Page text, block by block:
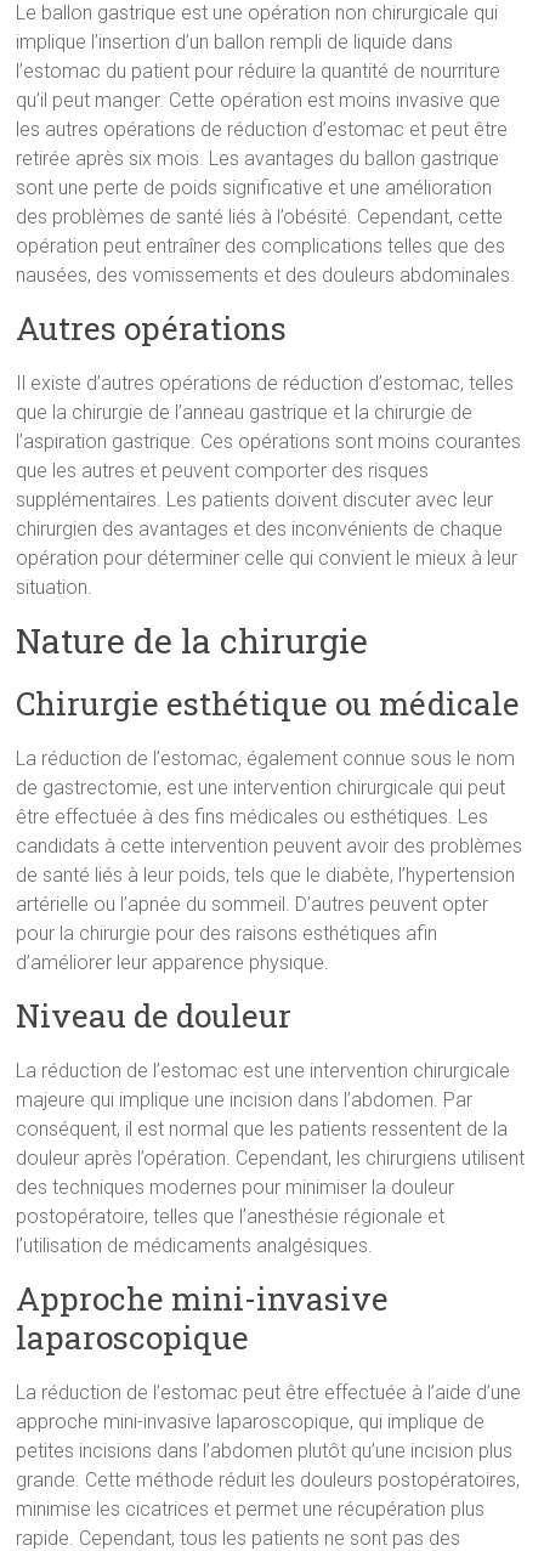
Le ballon gastrique est une opération non chirurgicale qui
implique l’insertion d’un ballon rempli de liquide dans
l’estomac du patient pour réduire la quantité de nourriture
qu’il peut manger. Cette opération est moins invasive que
les autres opérations de réduction d’estomac et peut être
retirée après six mois. Les avantages du ballon gastrique
sont une perte de poids significative et une amélioration
des problèmes de santé liés à l’obésité. Cependant, cette
opération peut entraîner des complications telles que des
nausées, des vomissements et des douleurs abdominales.
Autres opérations
Il existe d’autres opérations de réduction d’estomac, telles
que la chirurgie de l’anneau gastrique et la chirurgie de
l’aspiration gastrique. Ces opérations sont moins courantes
que les autres et peuvent comporter des risques
supplémentaires. Les patients doivent discuter avec leur
chirurgien des avantages et des inconvénients de chaque
opération pour déterminer celle qui convient le mieux à leur
situation.
Nature de la chirurgie
Chirurgie esthétique ou médicale
La réduction de l’estomac, également connue sous le nom
de gastrectomie, est une intervention chirurgicale qui peut
être effectuée à des fins médicales ou esthétiques. Les
candidats à cette intervention peuvent avoir des problèmes
de santé liés à leur poids, tels que le diabète, l’hypertension
artérielle ou l’apnée du sommeil. D’autres peuvent opter
pour la chirurgie pour des raisons esthétiques afin
d’améliorer leur apparence physique.
Niveau de douleur
La réduction de l’estomac est une intervention chirurgicale
majeure qui implique une incision dans l’abdomen. Par
conséquent, il est normal que les patients ressentent de la
douleur après l’opération. Cependant, les chirurgiens utilisent
des techniques modernes pour minimiser la douleur
postopératoire, telles que l’anesthésie régionale et
l’utilisation de médicaments analgésiques.
Approche mini-invasive
laparoscopique
La réduction de l’estomac peut être effectuée à l’aide d’une
approche mini-invasive laparoscopique, qui implique de
petites incisions dans l’abdomen plutôt qu’une incision plus
grande. Cette méthode réduit les douleurs postopératoires,
minimise les cicatrices et permet une récupération plus
rapide. Cependant, tous les patients ne sont pas des